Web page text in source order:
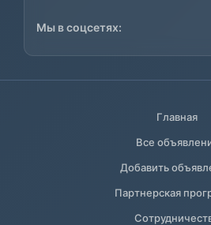
Мы в соцсетях:
Главная
Все
Добавить
Партнерская